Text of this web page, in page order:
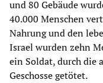
und 80 Gebäude
40.000 Menschen
Nahrung und den
Israel wurden zehn
ein Soldat, durch die
Geschosse getötet.